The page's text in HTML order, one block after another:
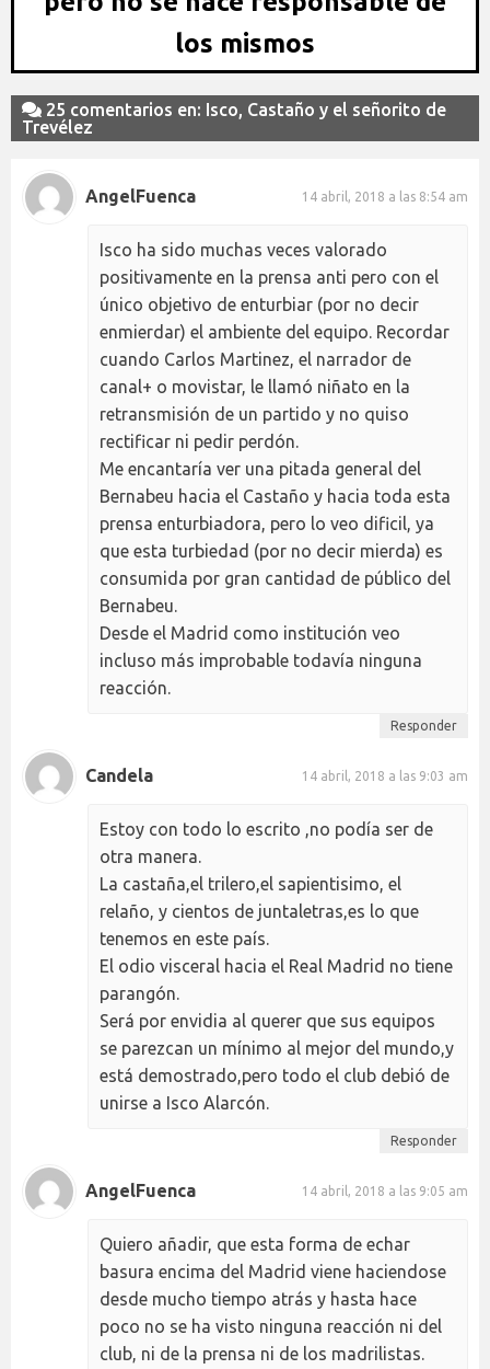
los mismos
25 comentarios en: Isco, Castaño y el señorito de
Trevélez
AngelFuenca 14 abril, 2018 a las 8:54 am
Isco ha sido muchas veces valorado
positivamente en la prensa anti pero con el
único objetivo de enturbiar (por no decir
enmierdar) el ambiente del equipo. Recordar
cuando Carlos Martinez, el narrador de
canal+ o movistar, le llamó niñato en la
retransmisión de un partido y no quiso
rectificar ni pedir perdón.
Me encantaría ver una pitada general del
Bernabeu hacia el Castaño y hacia toda esta
prensa enturbiadora, pero lo veo dificil, ya
que esta turbiedad (por no decir mierda) es
consumida por gran cantidad de público del
Bernabeu.
Desde el Madrid como institución veo
incluso más improbable todavía ninguna
reacción.
Responder
Candela 14 abril, 2018 a las 9:03 am
Estoy con todo lo escrito ,no podía ser de
otra manera.
La castaña,el trilero,el sapientisimo, el
relaño, y cientos de juntaletras,es lo que
tenemos en este país.
El odio visceral hacia el Real Madrid no tiene
parangón.
Será por envidia al querer que sus equipos
se parezcan un mínimo al mejor del mundo,y
está demostrado,pero todo el club debió de
unirse a Isco Alarcón.
Responder
AngelFuenca 14 abril, 2018 a las 9:05 am
Quiero añadir, que esta forma de echar
basura encima del Madrid viene haciendose
desde mucho tiempo atrás y hasta hace
poco no se ha visto ninguna reacción ni del
club, ni de la prensa ni de los madrilistas.